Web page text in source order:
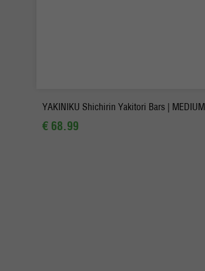
YAKINIKU Shichirin Yakitori Bars | MEDIUM
€ 68.99